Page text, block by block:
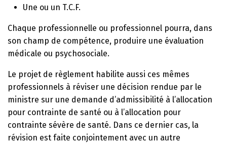
Une ou un T.C.F.
Chaque professionnelle ou professionnel pourra, dans
son champ de compétence, produire une évaluation
médicale ou psychosociale.
Le projet de règlement habilite aussi ces mêmes
professionnels à réviser une décision rendue par le
ministre sur une demande d’admissibilité à l’allocation
pour contrainte de santé ou à l’allocation pour
contrainte sévère de santé. Dans ce dernier cas, la
révision est faite conjointement avec un autre